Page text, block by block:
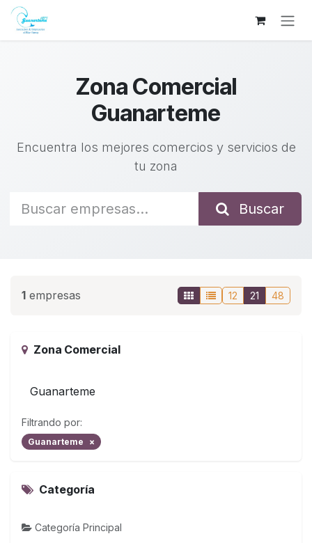
Ir al contenido
Zona Comercial
Guanarteme
Encuentra los mejores comercios y servicios de
tu zona
Buscar
1 empresas 12 21 48
Zona Comercial
Guanarteme
Filtrando por:
Guanarteme ×
Categoría
Categoría Principal